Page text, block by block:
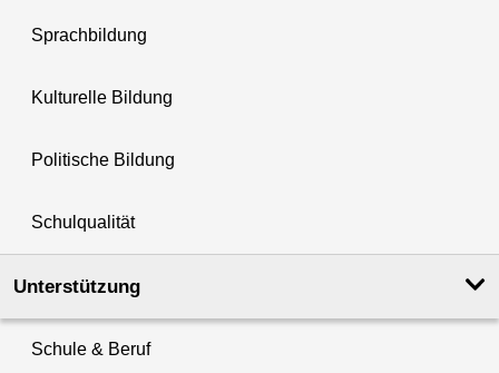
Sprachbildung
Kulturelle Bildung
Politische Bildung
Schulqualität
Unterstützung
Schule & Beruf